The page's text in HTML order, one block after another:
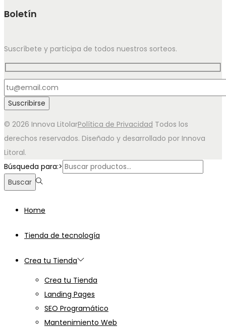
Boletín
Suscríbete y participa de todos nuestros sorteos.
© 2026 Innova LitolarPolítica de Privacidad Todos los
derechos reservados. Diseñado y desarrollado por Innova
Litoral.
Búsqueda para:>
Buscar
Home
Tienda de tecnología
Crea tu Tienda
Crea tu Tienda
Landing Pages
SEO Programático
Mantenimiento Web